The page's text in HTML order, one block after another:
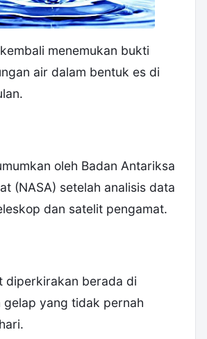
menemukan bukti
air dalam bentuk es di
oleh Badan Antariksa
(NASA) setelah analisis data
dan satelit pengamat.
diperkirakan berada di
yang tidak pernah